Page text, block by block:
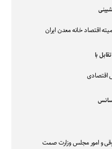
اقتصاد خانه معدن ایران
با
اقتصادی
و امور مجلس وزارت صمت